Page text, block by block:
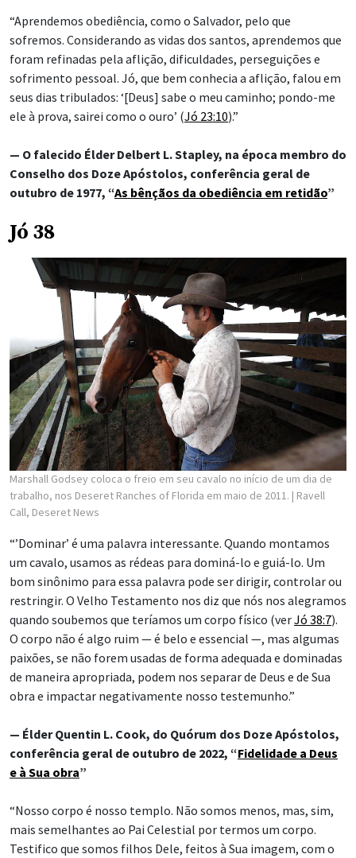
“Aprendemos obediência, como o Salvador, pelo que
sofremos. Considerando as vidas dos santos, aprendemos que
foram refinadas pela aflição, dificuldades, perseguições e
sofrimento pessoal. Jó, que bem conhecia a aflição, falou em
seus dias tribulados: ‘[Deus] sabe o meu caminho; pondo-me
ele à prova, sairei como o ouro’ (Jó 23:10).”
— O falecido Élder Delbert L. Stapley, na época membro do
Conselho dos Doze Apóstolos, conferência geral de
outubro de 1977, “As bênçãos da obediência em retidão”
Jó 38
Marshall Godsey coloca o freio em seu cavalo no início de um dia de
trabalho, nos Deseret Ranches of Florida em maio de 2011. | Ravell
Call, Deseret News
“’Dominar’ é uma palavra interessante. Quando montamos
um cavalo, usamos as rédeas para dominá-lo e guiá-lo. Um
bom sinônimo para essa palavra pode ser dirigir, controlar ou
restringir. O Velho Testamento nos diz que nós nos alegramos
quando soubemos que teríamos um corpo físico (verJó 38:7).
O corpo não é algo ruim — é belo e essencial —, mas algumas
paixões, se não forem usadas de forma adequada e dominadas
de maneira apropriada, podem nos separar de Deus e de Sua
obra e impactar negativamente nosso testemunho.”
— Élder Quentin L. Cook, do Quórum dos Doze Apóstolos,
conferência geral de outubro de 2022, “Fidelidade a Deus
e à Sua obra”
“Nosso corpo é nosso templo. Não somos menos, mas, sim,
mais semelhantes ao Pai Celestial por termos um corpo.
Testifico que somos filhos Dele, feitos à Sua imagem, com o